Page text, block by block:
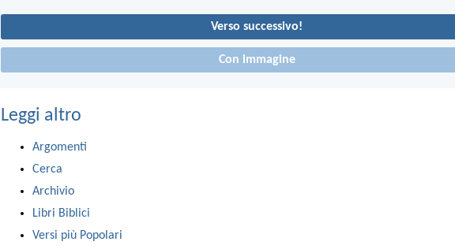
Verso successivo!
Con immagine
Leggi altro
Argomenti
Cerca
Archivio
Libri Biblici
Versi più Popolari